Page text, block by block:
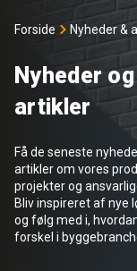
Støbemasse
Fliseklæber
Primere /
VEJLEDNINGER
OM ALFIX
Om Alfix
Ansvarlighed
NYHEDER &
DK
Forside Nyheder &
Nyheder og
artikler
Få de seneste
artikler om vores
projekter og
Bliv inspireret af nye
og følg med i,
forskel i